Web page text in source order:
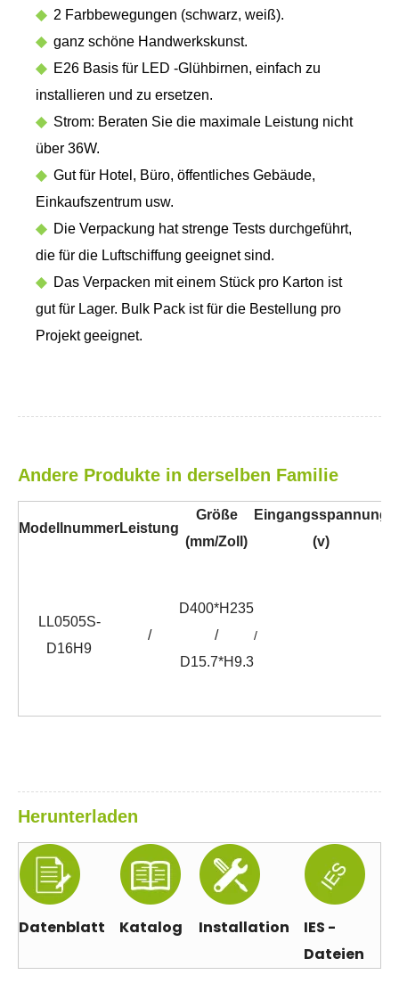
◆ 2 Farbbewegungen (schwarz, weiß).
◆ ganz schöne Handwerkskunst.
◆ E26 Basis für LED -Glühbirnen, einfach zu
installieren und zu ersetzen.
◆ Strom: Beraten Sie die maximale Leistung nicht
über 36W.
◆ Gut für Hotel, Büro, öffentliches Gebäude,
Einkaufszentrum usw.
◆ Die Verpackung hat strenge Tests durchgeführt,
die für die Luftschiffung geeignet sind.
◆ Das Verpacken mit einem Stück pro Karton ist
gut für Lager. Bulk Pack ist für die Bestellung pro
Projekt geeignet.
Andere Produkte in derselben Familie
ModellnummerLeistung
Größe
(mm/Zoll)
Eingangsspannung
(v)
LL0505S-
D16H9
/
D400*H235
/
D15.7*H9.3
/
Herunterladen
Datenblatt Katalog Installation
IES -
Dateien